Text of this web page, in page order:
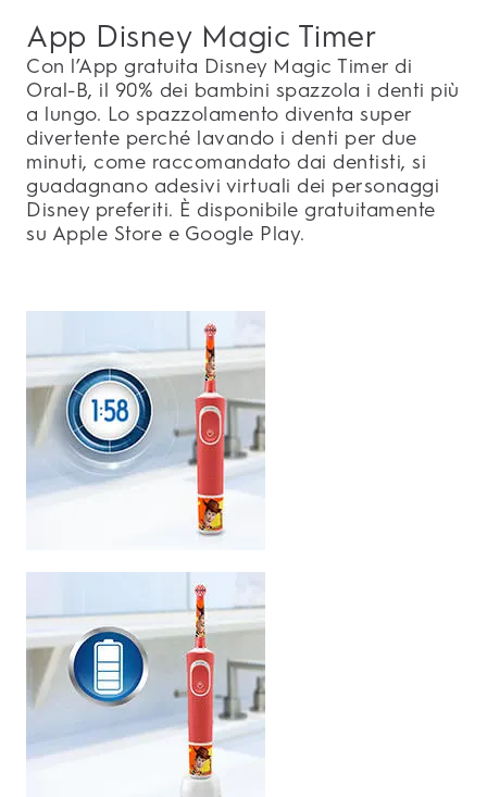
App Disney Magic Timer
Con l’App gratuita Disney Magic Timer di
Oral-B, il 90% dei bambini spazzola i denti più
a lungo. Lo spazzolamento diventa super
divertente perché lavando i denti per due
minuti, come raccomandato dai dentisti, si
guadagnano adesivi virtuali dei personaggi
Disney preferiti. È disponibile gratuitamente
su Apple Store e Google Play.